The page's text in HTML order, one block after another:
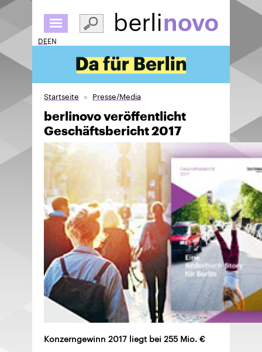
zum
Inhalt
DEEN
Startseite Presse/Media
berlinovo veröffentlicht
Geschäftsbericht 2017
Konzerngewinn 2017 liegt bei 255 Mio. €